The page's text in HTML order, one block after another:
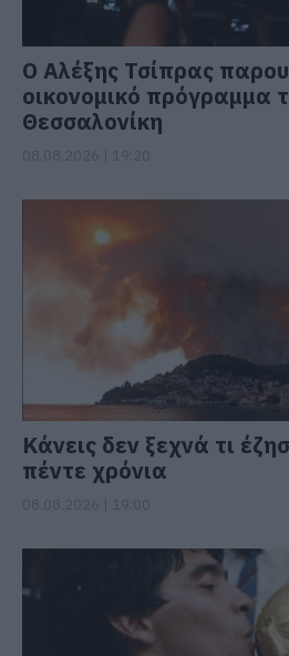
Ο Αλέξης Τσίπρας
οικονομικό πρόγραμμα
Θεσσαλονίκη
Κάνεις δεν ξεχνά τι
πέντε χρόνια